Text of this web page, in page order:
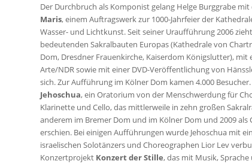
Der Durchbruch als Komponist gelang Helge Burggrabe mit
Maris, einem Auftragswerk zur 1000-Jahrfeier der
Wasser- und Lichtkunst. Seit seiner Uraufführung 2006
bedeutenden Sakralbauten Europas (Kathedrale von
Dom, Dresdner Frauenkirche, Kaiserdom Königslutter),
Arte/NDR sowie mit einer DVD-Veröffentlichung von
sich. Zur Aufführung im Kölner Dom kamen 4.000
Jehoschua, ein Oratorium von der Menschwerdung für
Klarinette und Cello, das mittlerweile in zehn großen
anderem im Bremer Dom und im Kölner Dom und 2009 als
erschien. Bei einigen Aufführungen wurde Jehoschua mit
israelischen Solotänzers und Choreographen Lior Lev
Konzertprojekt Konzert der Stille, das mit Musik,